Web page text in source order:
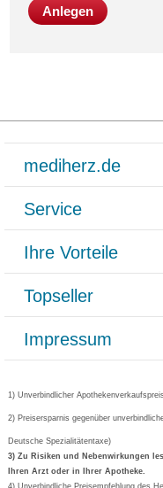
Anlegen
mediherz.de
Glossar
Häufig gestellte Fragen
Datenschutz
AGB
Cookie-Einstellungen
Vertrag widerrufen
Service
Rücksendemöglichkeit
Paketlieferstatus
Versandkosten
Bestellschein ausfüllen
Newsletteranmeldung
Ihre Vorteile
Rezeptlieferung
Bonusprogramm
Gutschein und Rabatte
Kundenbewertung
Topseller
Grippostad
Bepanthen
Formoline
Wick
Impressum
1) Unverbindlicher
2) Preisersparnis gegenüber
Deutsche Spezialitätentaxe)
3) Zu Risiken und Nebenwirkungen
Ihren Arzt oder in Ihrer Apotheke.